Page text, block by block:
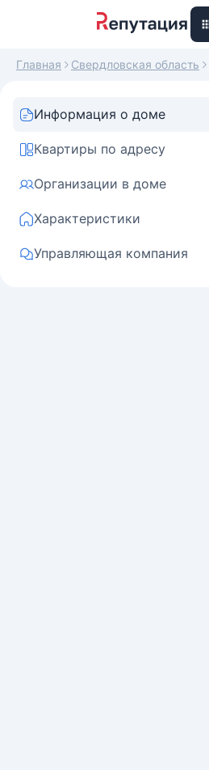
Главная Свердловская область
Информация о доме
Квартиры по адресу
Организации в доме
Характеристики
Управляющая компания